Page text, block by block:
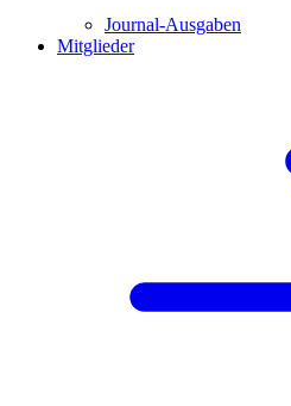
Journal-Ausgaben
Mitglieder